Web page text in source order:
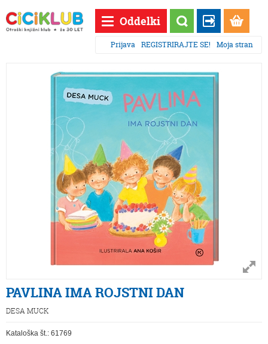
Oddelki
Prijava REGISTRIRAJTE SE! Moja stran
PAVLINA IMA ROJSTNI DAN
DESA MUCK
Kataloška št.: 61769